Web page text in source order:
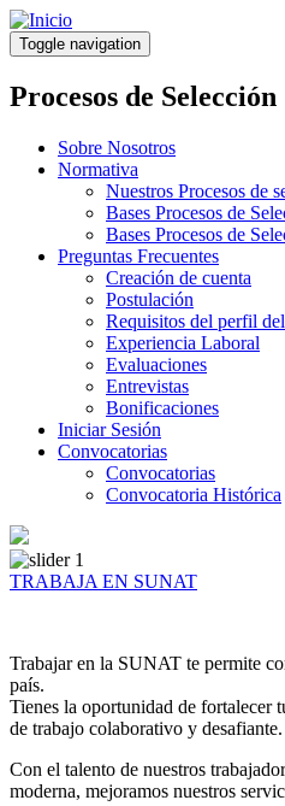
Pasar
al
contenido
principal
Toggle navigation
Procesos de Selección
Sobre Nosotros
Normativa
Nuestros Procesos de
Bases Procesos de
Bases Procesos de
Preguntas Frecuentes
Creación de cuenta
Postulación
Requisitos del perfil
Experiencia Laboral
Evaluaciones
Entrevistas
Bonificaciones
Iniciar Sesión
Convocatorias
Convocatorias
Convocatoria Histórica
TRABAJA EN SUNAT
Trabajar en la SUNAT te permite
país.
Tienes la oportunidad de fortalecer
de trabajo colaborativo y desafiante.
Con el talento de nuestros
moderna, mejoramos nuestros